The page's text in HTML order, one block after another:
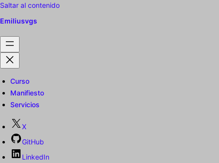
Saltar al contenido
Emiliusvgs
Curso
Manifiesto
Servicios
X
GitHub
LinkedIn